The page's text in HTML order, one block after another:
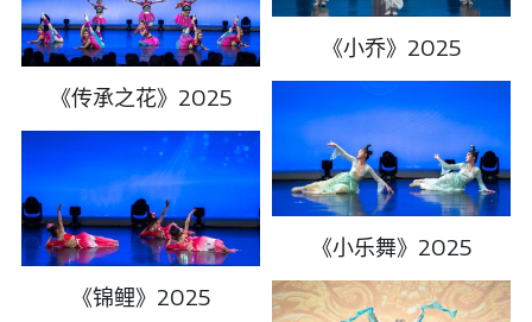
《传承之花》2025
《锦鲤》2025
《小乔》2025
《小乐舞》2025